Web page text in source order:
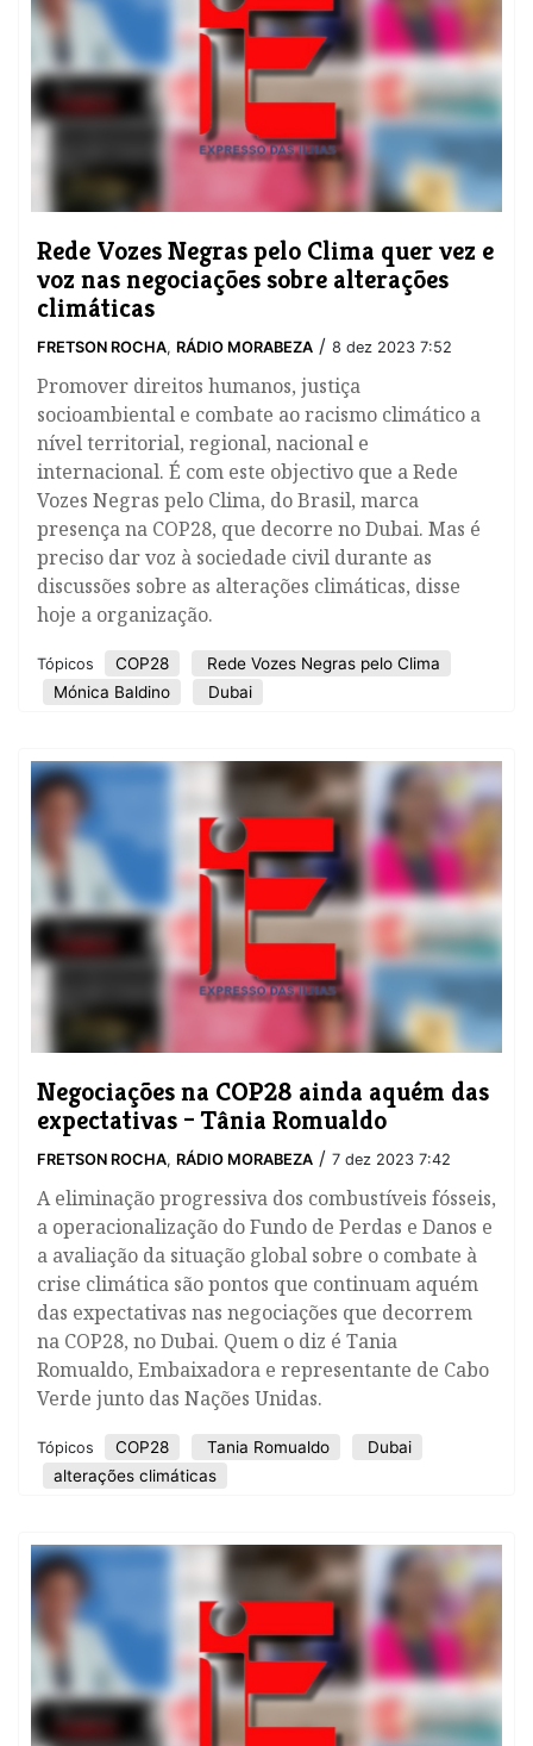
​Rede Vozes Negras pelo Clima quer vez e
voz nas negociações sobre alterações
climáticas
FRETSON ROCHA, RÁDIO MORABEZA / 8 dez 2023 7:52
Promover direitos humanos, justiça
socioambiental e combate ao racismo climático a
nível territorial, regional, nacional e
internacional. É com este objectivo que a Rede
Vozes Negras pelo Clima, do Brasil, marca
presença na COP28, que decorre no Dubai. Mas é
preciso dar voz à sociedade civil durante as
discussões sobre as alterações climáticas, disse
hoje a organização.
Tópicos COP28
Rede Vozes Negras pelo Clima
Mónica Baldino
Dubai
​Negociações na COP28 ainda aquém das
expectativas – Tânia Romualdo
FRETSON ROCHA, RÁDIO MORABEZA / 7 dez 2023 7:42
A eliminação progressiva dos combustíveis fósseis,
a operacionalização do Fundo de Perdas e Danos e
a avaliação da situação global sobre o combate à
crise climática são pontos que continuam aquém
das expectativas nas negociações que decorrem
na COP28, no Dubai. Quem o diz é Tania
Romualdo, Embaixadora e representante de Cabo
Verde junto das Nações Unidas.
Tópicos COP28 Tania Romualdo
Dubai
alterações climáticas